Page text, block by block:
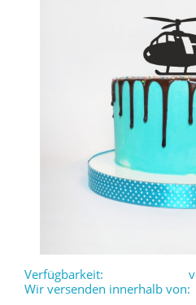
Verfügbarkeit:
Wir versenden innerhalb von: